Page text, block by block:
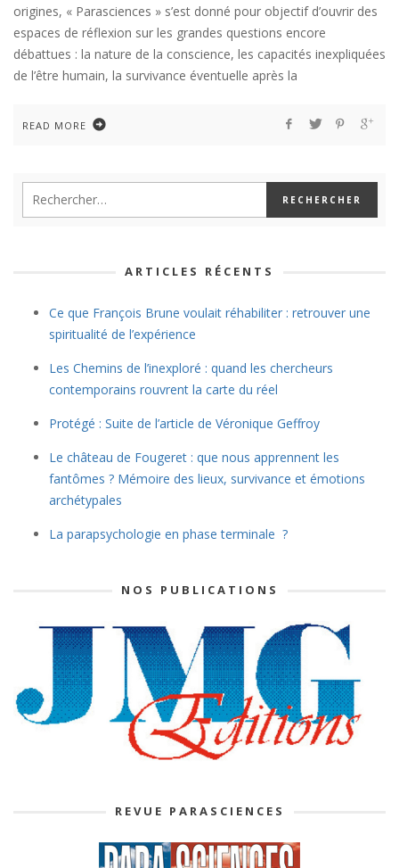
origines, « Parasciences » s’est donné pour objectif d’ouvrir des
espaces de réflexion sur les grandes questions encore
débattues : la nature de la conscience, les capacités inexpliquées
de l’être humain, la survivance éventuelle après la
READ MORE
ARTICLES RÉCENTS
Ce que François Brune voulait réhabiliter : retrouver une
spiritualité de l’expérience
Les Chemins de l’inexploré : quand les chercheurs
contemporains rouvrent la carte du réel
Protégé : Suite de l’article de Véronique Geffroy
Le château de Fougeret : que nous apprennent les
fantômes ? Mémoire des lieux, survivance et émotions
archétypales
La parapsychologie en phase terminale ?
NOS PUBLICATIONS
REVUE PARASCIENCES